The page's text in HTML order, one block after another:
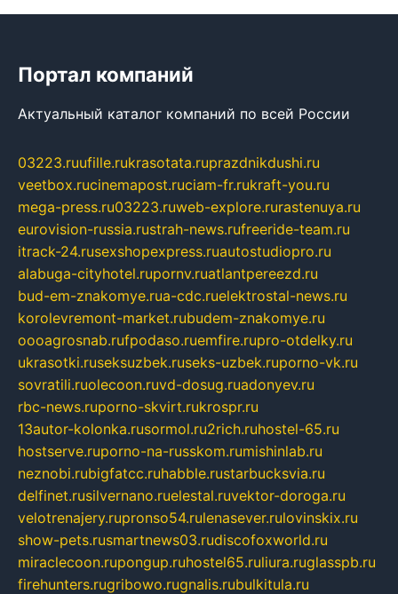
Портал компаний
Актуальный каталог компаний по всей России
03223.ruufille.rukrasotata.ruprazdnikdushi.ru
veetbox.rucinemapost.ruciam-fr.rukraft-you.ru
mega-press.ru03223.ruweb-explore.rurastenuya.ru
eurovision-russia.rustrah-news.rufreeride-team.ru
itrack-24.rusexshopexpress.ruautostudiopro.ru
alabuga-cityhotel.rupornv.ruatlantpereezd.ru
bud-em-znakomye.rua-cdc.ruelektrostal-news.ru
korolevremont-market.rubudem-znakomye.ru
oooagrosnab.rufpodaso.ruemfire.rupro-otdelky.ru
ukrasotki.ruseksuzbek.ruseks-uzbek.ruporno-vk.ru
sovratili.ruolecoon.ruvd-dosug.ruadonyev.ru
rbc-news.ruporno-skvirt.rukrospr.ru
13autor-kolonka.rusormol.ru2rich.ruhostel-65.ru
hostserve.ruporno-na-russkom.rumishinlab.ru
neznobi.rubigfatcc.ruhabble.rustarbucksvia.ru
delfinet.rusilvernano.ruelestal.ruvektor-doroga.ru
velotrenajery.rupronso54.rulenasever.rulovinskix.ru
show-pets.rusmartnews03.rudiscofoxworld.ru
miraclecoon.rupongup.ruhostel65.ruliura.ruglasspb.ru
firehunters.rugribowo.rugnalis.rubulkitula.ru